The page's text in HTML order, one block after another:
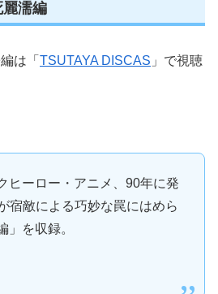
濡編
は「 TSUTAYA DISCAS 」で視聴
ヒーロー・アニメ、90年に発
宿敵による巧妙な罠にはめら
」を収録。